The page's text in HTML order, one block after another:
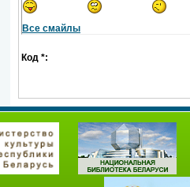
Все смайлы
Код *: